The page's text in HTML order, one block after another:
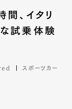
、イタリ
試乗体験
スポーツカー